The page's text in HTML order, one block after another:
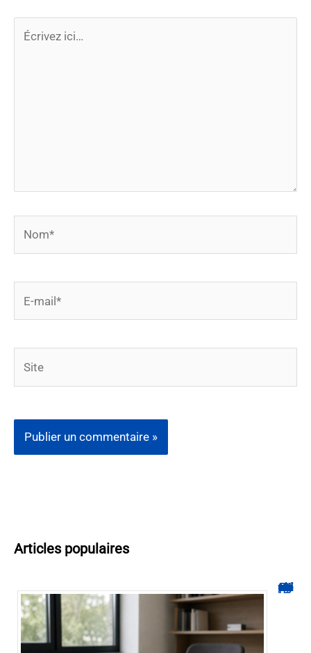
mail*
Articles populaires
Hyperplanning INSA CVL : comment suivre votre planning ?